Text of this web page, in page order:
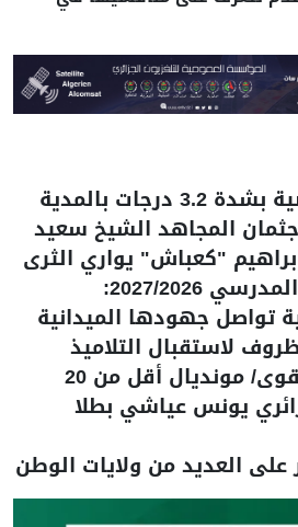
درجات بالمدية
المجاهد الشيخ سعيد
"كعباش" يواري الثرى
الدخول المدرسي 2027/2026:
تواصل جهودها الميدانية
لاستقبال التلاميذ
ألعاب القوى/ مونديال أقل من 20
يونس عياشي بطلا
العديد من ولايات الوطن